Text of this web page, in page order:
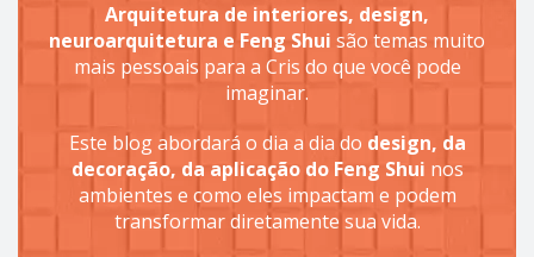
Arquitetura de interiores, design,
neuroarquitetura e Feng Shui são temas muito
mais pessoais para a Cris do que você pode
imaginar.
Este blog abordará o dia a dia do design, da
decoração, da aplicação do Feng Shui nos
ambientes e como eles impactam e podem
transformar diretamente sua vida.